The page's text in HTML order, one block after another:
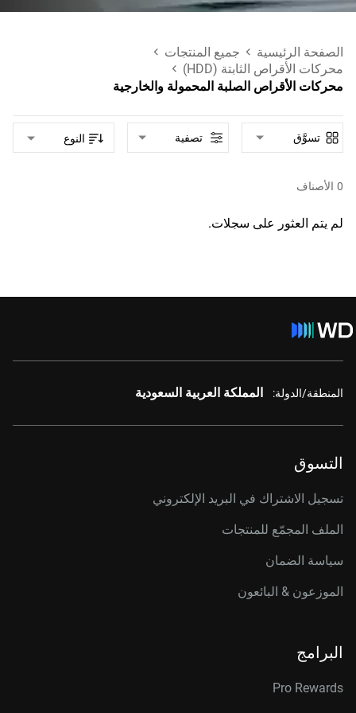
الصفحة الرئيسية
جميع المنتجات
محركات الأقراص الثابتة (HDD)
محركات الأقراص الصلبة المحمولة والخارجية
0 الأصناف
تسوَّق تصفية النوع
لم يتم العثور على سجلات.
المنطقة/الدولة: المملكة العربية السعودية
التسوق
تسجيل الاشتراك في البريد الإلكتروني
الملف المجمّع للمنتجات
سياسة الضمان
الموزعون & البائعون
البرامج
Pro Rewards